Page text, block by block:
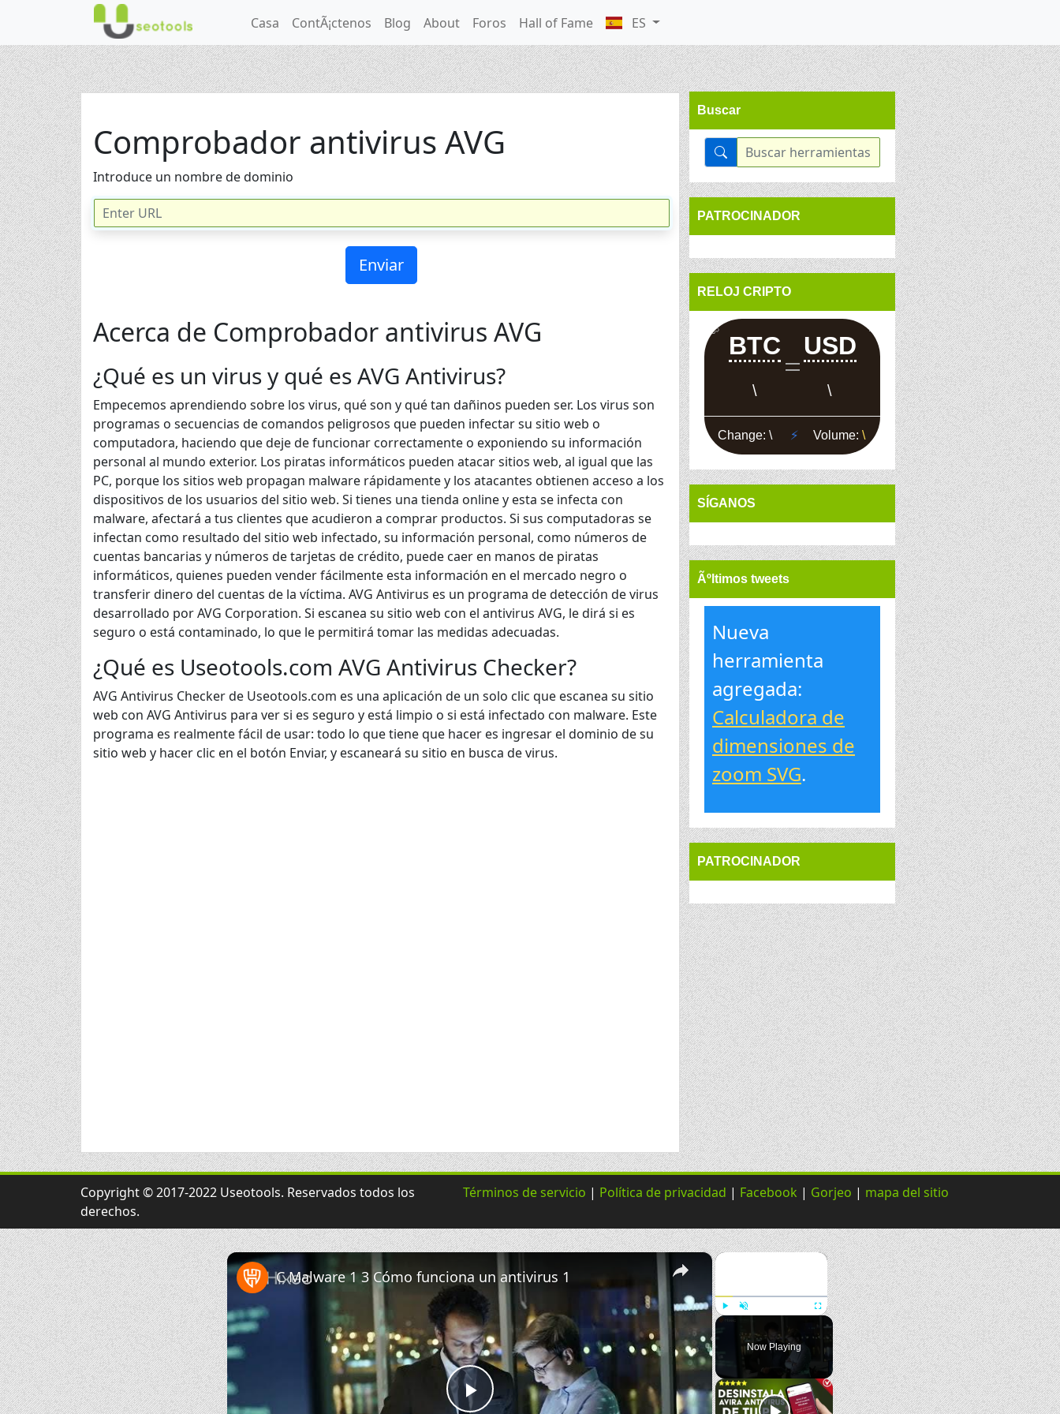
Casa ContÃ¡ctenos Blog About Foros Hall of Fame ES
Comprobador antivirus AVG
Introduce un nombre de dominio
Acerca de Comprobador antivirus AVG
¿Qué es un virus y qué es AVG Antivirus?
Empecemos aprendiendo sobre los virus, qué son y qué tan dañinos pueden ser. Los virus son
programas o secuencias de comandos peligrosos que pueden infectar su sitio web o
computadora, haciendo que deje de funcionar correctamente o exponiendo su información
personal al mundo exterior. Los piratas informáticos pueden atacar sitios web, al igual que las
PC, porque los sitios web propagan malware rápidamente y los atacantes obtienen acceso a los
dispositivos de los usuarios del sitio web. Si tienes una tienda online y esta se infecta con
malware, afectará a tus clientes que acudieron a comprar productos. Si sus computadoras se
infectan como resultado del sitio web infectado, su información personal, como números de
cuentas bancarias y números de tarjetas de crédito, puede caer en manos de piratas
informáticos, quienes pueden vender fácilmente esta información en el mercado negro o
transferir dinero del cuentas de la víctima. AVG Antivirus es un programa de detección de virus
desarrollado por AVG Corporation. Si escanea su sitio web con el antivirus AVG, le dirá si es
seguro o está contaminado, lo que le permitirá tomar las medidas adecuadas.
¿Qué es Useotools.com AVG Antivirus Checker?
AVG Antivirus Checker de Useotools.com es una aplicación de un solo clic que escanea su sitio
web con AVG Antivirus para ver si es seguro y está limpio o si está infectado con malware. Este
programa es realmente fácil de usar: todo lo que tiene que hacer es ingresar el dominio de su
sitio web y hacer clic en el botón Enviar, y escaneará su sitio en busca de virus.
Buscar
PATROCINADOR
RELOJ CRIPTO
SÍGANOS
Ãºltimos tweets
Nueva
herramienta
agregada:
Calculadora de
dimensiones de
zoom SVG.
PATROCINADOR
Copyright © 2017-2022 Useotools. Reservados todos los
derechos.
Términos de servicio | Política de privacidad | Facebook | Gorjeo | mapa del sitio
×
Fullscreen
Now Playing
×
C Malware 1 3 Cómo funciona un antivirus 1